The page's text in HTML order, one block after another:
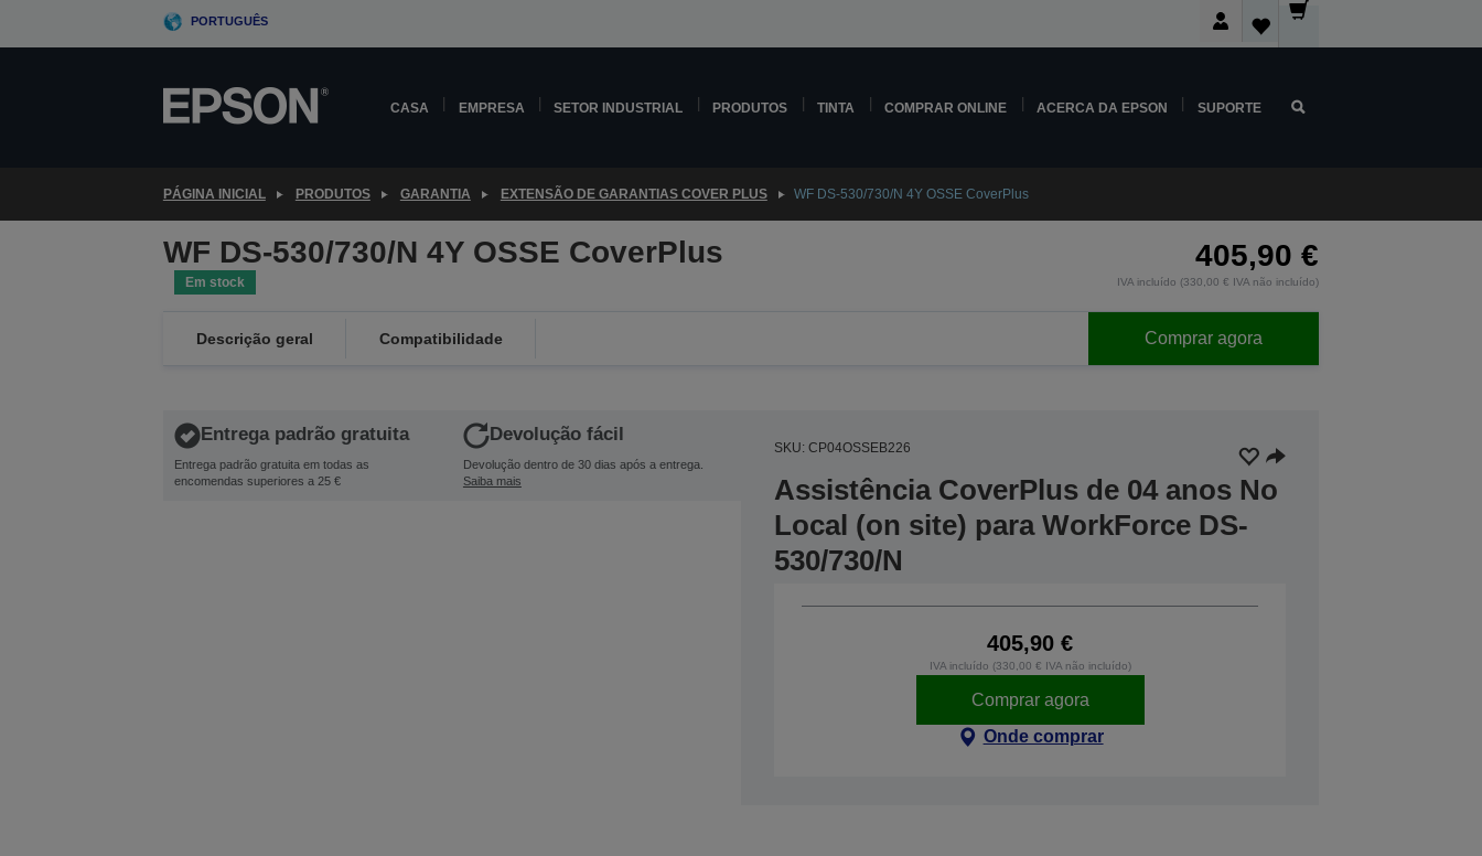
PORTUGUÊS
CASA EMPRESA SETOR INDUSTRIAL PRODUTOS TINTA COMPRAR ONLINE ACERCA DA EPSON SUPORTE
PÁGINA INICIAL PRODUTOS GARANTIA EXTENSÃO DE GARANTIAS COVER PLUS WF DS-530/730/N 4Y OSSE CoverPlus
WF DS-530/730/N 4Y OSSE CoverPlus
Em stock
405,90 €
IVA incluído (330,00 € IVA não incluído)
Descrição geral Compatibilidade Comprar agora
Entrega padrão gratuita
Entrega padrão gratuita em todas as
encomendas superiores a 25 €
Devolução fácil
Devolução dentro de 30 dias após a entrega.
Saiba mais
SKU: CP04OSSEB226
Assistência CoverPlus de 04 anos No
Local (on site) para WorkForce DS-
530/730/N
405,90 €
IVA incluído (330,00 € IVA não incluído)
Comprar agora
Onde comprar